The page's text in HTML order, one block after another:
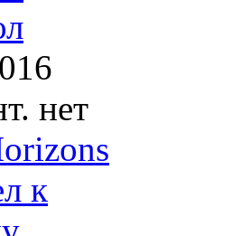
нет